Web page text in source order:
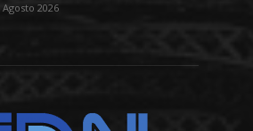
Agosto 2026